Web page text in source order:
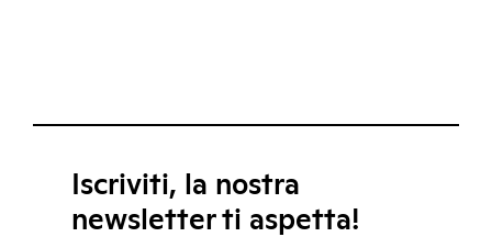
Iscriviti, la nostra
newsletter ti aspetta!